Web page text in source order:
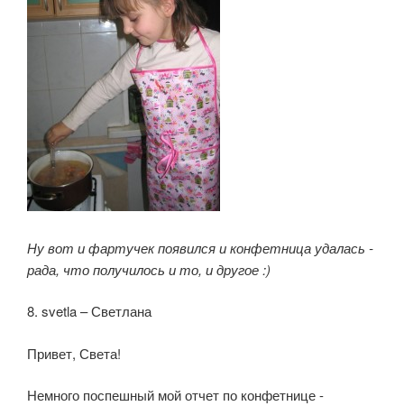
Ну вот и фартучек появился и конфетница удалась -
рада, что получилось и то, и другое :)
8. svetla – Светлана
Привет, Света!
Немного поспешный мой отчет по конфетнице -